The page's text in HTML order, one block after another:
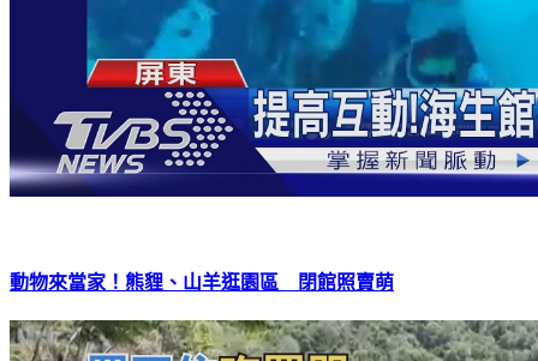
動物來當家！熊貍、山羊逛園區 閉館照賣萌